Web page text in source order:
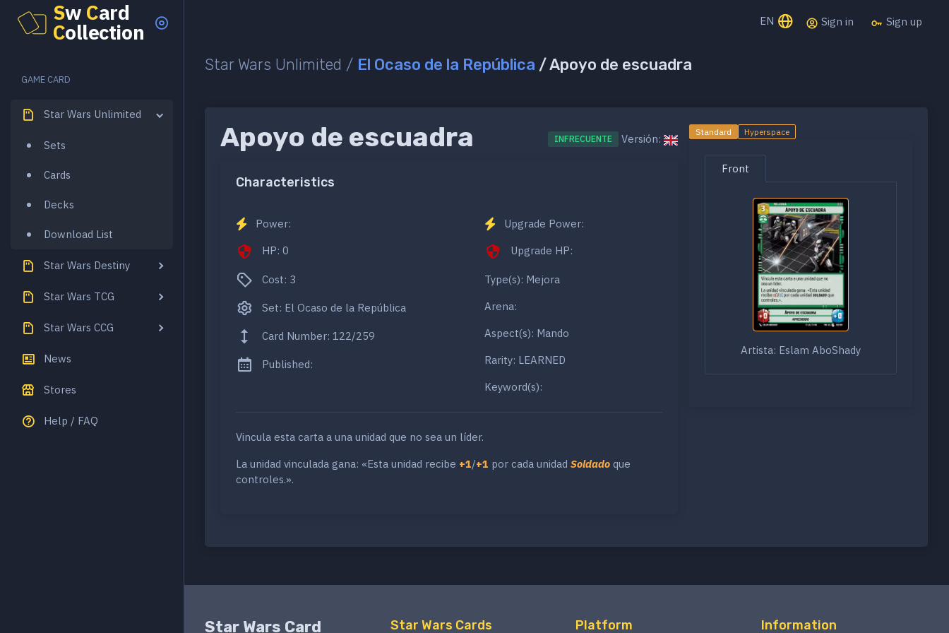
Sw Card
Collection
GAME CARD
Star Wars Unlimited
Sets
Cards
Decks
Download List
Star Wars Destiny
Star Wars TCG
Star Wars CCG
News
Stores
Help / FAQ
EN Sign in Sign up
Star Wars Unlimited / El Ocaso de la República / Apoyo de escuadra
Apoyo de escuadra INFRECUENTE Versión:
Characteristics
Power:
HP: 0
Cost: 3
Set: El Ocaso de la República
Card Number: 122/259
Published:
Upgrade Power:
Upgrade HP:
Type(s): Mejora
Arena:
Aspect(s): Mando
Rarity: LEARNED
Keyword(s):
Vincula esta carta a una unidad que no sea un líder.
La unidad vinculada gana: «Esta unidad recibe +1/+1 por cada unidad Soldado que
controles.».
Standard Hyperspace
Front
Artista: Eslam AboShady
Star Wars Card Star Wars Cards Platform Information